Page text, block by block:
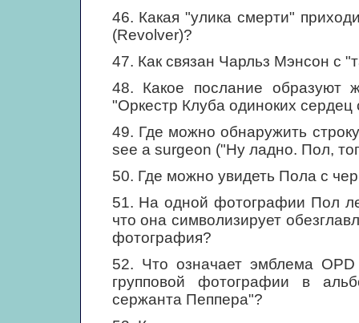
46. Какая "улика смерти"
(Revolver)?
47. Как связан Чарльз Мэнсон с
48. Какое послание образуют
"Оркестр Клуба одиноких
49. Где можно обнаружить
see a surgeon ("Ну ладно. Пол,
50. Где можно увидеть Пола с
51. На одной фотографии Пол
что она символизирует
фотография?
52. Что означает эмблема
групповой фотографии в
сержанта Пеппера"?